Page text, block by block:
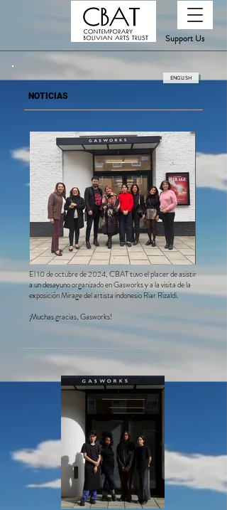
Support Us
ENGLISH
NOTICIAS
El 10 de octubre de 2024, CBAT tuvo el placer de asistir
a un desayuno organizado en Gasworks y a la visita de la
exposición Mirage del artista indonesio Riar Rizaldi.
¡Muchas gracias, Gasworks!